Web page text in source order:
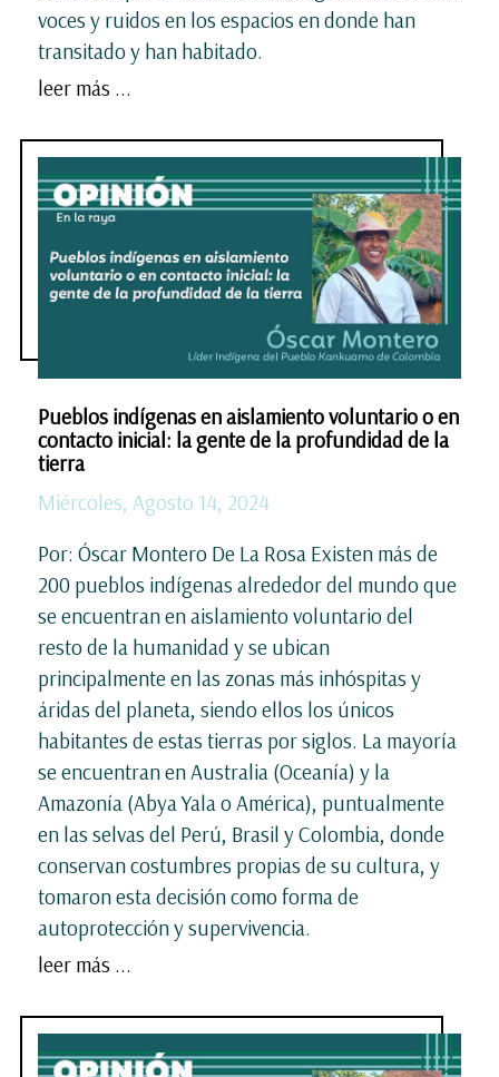
voces y ruidos en los espacios en donde han
transitado y han habitado.
leer más ...
Pueblos indígenas en aislamiento voluntario o en
contacto inicial: la gente de la profundidad de la
tierra
Miércoles, Agosto 14, 2024
Por: Óscar Montero De La Rosa Existen más de
200 pueblos indígenas alrededor del mundo que
se encuentran en aislamiento voluntario del
resto de la humanidad y se ubican
principalmente en las zonas más inhóspitas y
áridas del planeta, siendo ellos los únicos
habitantes de estas tierras por siglos. La mayoría
se encuentran en Australia (Oceanía) y la
Amazonía (Abya Yala o América), puntualmente
en las selvas del Perú, Brasil y Colombia, donde
conservan costumbres propias de su cultura, y
tomaron esta decisión como forma de
autoprotección y supervivencia.
leer más ...